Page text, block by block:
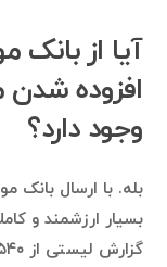
آیا از بانک
افزوده شدن
وجود دارد؟
بله. با ارسال بانک
بسیار ارزشمند و